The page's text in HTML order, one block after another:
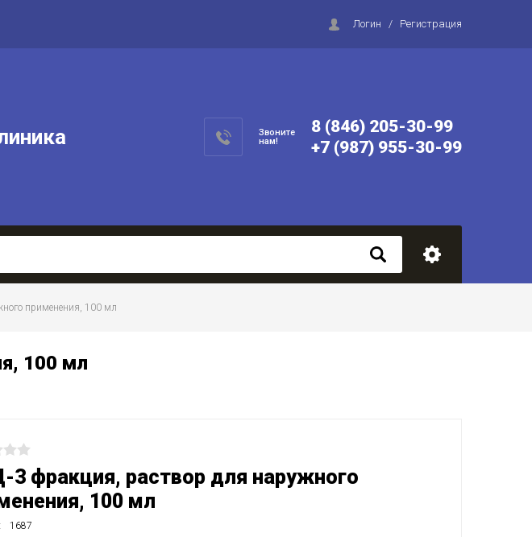
Логин / Регистрация
Звоните
нам!
8 (846) 205-30-99
+7 (987) 955-30-99
применения, 100 мл
100 мл
3 фракция, раствор для наружного
100 мл
1687